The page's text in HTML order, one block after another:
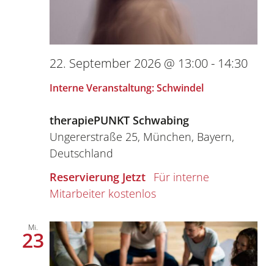
Interne Veranstaltung: Schwindel
22. September 2026 @ 13:00- 14:30
therapiePUNKT Schwabing
Ungererstraße 25, München, Bayern,
Deutschland
Reservierung Jetzt
kostenlos
Mi.
23